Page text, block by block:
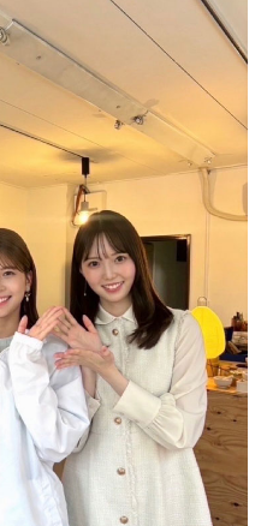
「なんでやねん！？」
立 何にする？～
義のミカタ